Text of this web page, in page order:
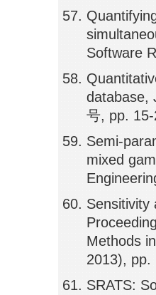
Software
database,
号, pp.
Semi-
mixed
Sensitivity
Methods
2013), pp.
SRATS: